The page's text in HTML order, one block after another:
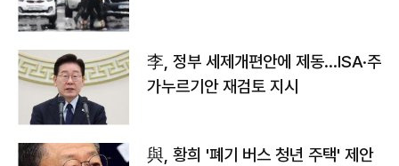
李, 정부 세제개편안에 제동…ISA·주
가누르기안 재검토 지시
與, 황희 '폐기 버스 청년 주택' 제안